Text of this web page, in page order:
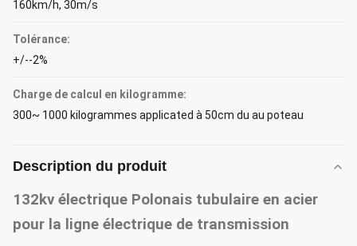
160km/h, 30m/s
Tolérance:
+/--2%
Charge de calcul en kilogramme:
300~ 1000 kilogrammes applicated à 50cm du au poteau
Description du produit
132kv électrique Polonais tubulaire en acier
pour la ligne électrique de transmission